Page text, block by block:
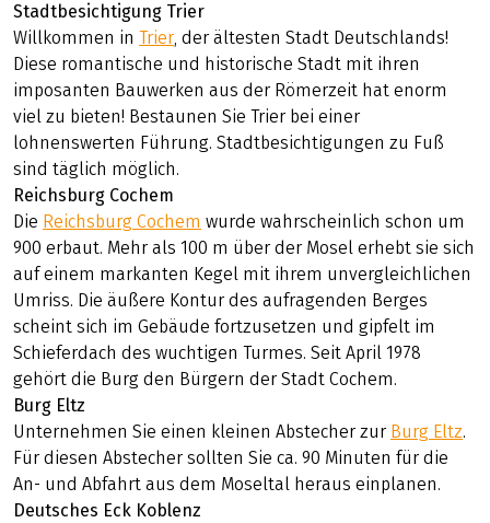
Stadtbesichtigung Trier
Willkommen inTrier, der ältesten Stadt Deutschlands!
Diese romantische und historische Stadt mit ihren
imposanten Bauwerken aus der Römerzeit hat enorm
viel zu bieten! Bestaunen Sie Trier bei einer
lohnenswerten Führung. Stadtbesichtigungen zu Fuß
sind täglich möglich.
Reichsburg Cochem
Die Reichsburg Cochem wurde wahrscheinlich schon um
900 erbaut. Mehr als 100 m über der Mosel erhebt sie sich
auf einem markanten Kegel mit ihrem unvergleichlichen
Umriss. Die äußere Kontur des aufragenden Berges
scheint sich im Gebäude fortzusetzen und gipfelt im
Schieferdach des wuchtigen Turmes. Seit April 1978
gehört die Burg den Bürgern der Stadt Cochem.
Burg Eltz
Unternehmen Sie einen kleinen Abstecher zur Burg Eltz.
Für diesen Abstecher sollten Sie ca. 90 Minuten für die
An- und Abfahrt aus dem Moseltal heraus einplanen.
Deutsches Eck Koblenz